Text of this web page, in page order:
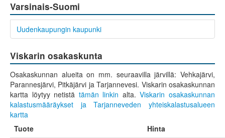
Varsinais-Suomi
Uudenkaupungin kaupunki
Viskarin osakaskunta
Osakaskunnan alueita on mm. seuraavilla järvillä: Vehkajärvi,
Parannesjärvi, Pitkäjärvi ja Tarjannevesi. Viskarin osakaskunnan
kartta löytyy netistä tämän linkin alta.Viskarin osakaskunnan
kalastusmääräykset ja Tarjanneveden yhteiskalastusalueen
kartta
Tuote
Hinta